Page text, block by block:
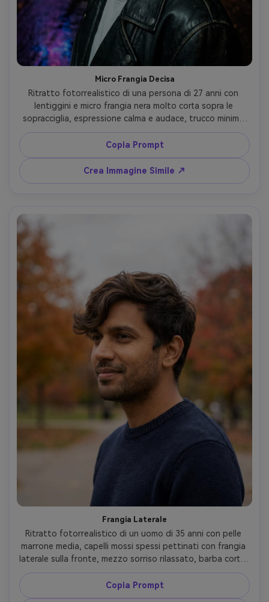
Micro Frangia Decisa
Ritratto fotorrealistico di una persona di 27 anni con
lentiggini e micro frangia nera molto corta sopra le
sopracciglia, espressione calma e audace, trucco minimo
con rossetto rosso intenso, indossa giacca di pelle e t-
shirt bianca, ambientazione in vicolo urbano con
pavimento bagnato, luce neon e controluce drammatico,
Fujifilm GFX100, 63mm f/2.8, angolo basso leggero, crop
stretto, grading cinematografico contrastato, texture
Copia Prompt
Crea Immagine Simile ↗
Frangia Laterale
Ritratto fotorrealistico di un uomo di 35 anni con pelle
marrone media, capelli mossi spessi pettinati con frangia
laterale sulla fronte, mezzo sorriso rilassato, barba corta,
indossa maglione blu navy, sfondo parco autunnale, luce
nuvolosa soffusa per ombre uniformi, Sony A7R V, 85mm
f/1.4, profilo tre quarti, profondità campo ridotta,
Copia Prompt